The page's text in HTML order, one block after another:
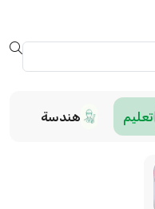
تعليم هندسة